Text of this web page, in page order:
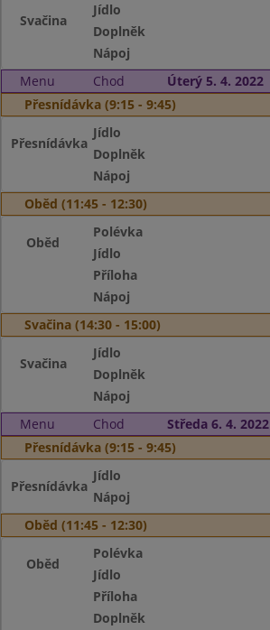
Svačina
Jídlo
Doplněk
Nápoj
Menu
Chod
Úterý 5. 4. 2022
Přesnídávka (9:15 - 9:45)
Přesnídávka
Jídlo
Doplněk
Nápoj
Oběd (11:45 - 12:30)
Oběd
Polévka
Jídlo
Příloha
Nápoj
Svačina (14:30 - 15:00)
Svačina
Jídlo
Doplněk
Nápoj
Menu
Chod
Středa 6. 4. 2022
Přesnídávka (9:15 - 9:45)
Přesnídávka
Jídlo
Nápoj
Oběd (11:45 - 12:30)
Oběd
Polévka
Jídlo
Příloha
Doplněk